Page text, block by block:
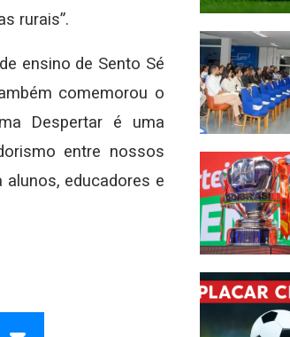
rurais”.
ensino de Sento Sé
comemorou o
Despertar é uma
entre nossos
educadores e